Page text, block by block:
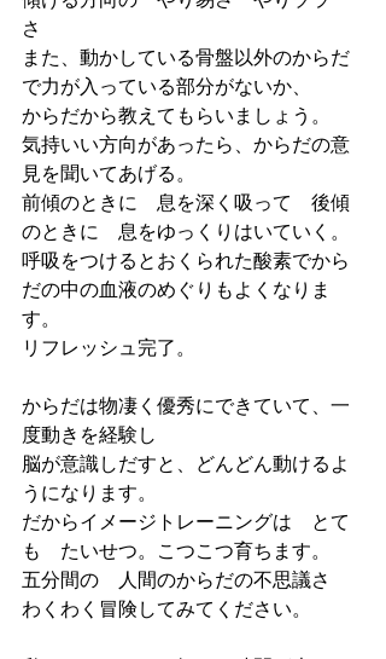
さ
また、動かしている骨盤以外のからだ
で力が入っている部分がないか、
からだから教えてもらいましょう。
気持いい方向があったら、からだの意
見を聞いてあげる。
前傾のときに　息を深く吸って　後傾
のときに　息をゆっくりはいていく。
呼吸をつけるとおくられた酸素でから
だの中の血液のめぐりもよくなりま
す。
リフレッシュ完了。
からだは物凄く優秀にできていて、一
度動きを経験し
脳が意識しだすと、どんどん動けるよ
うになります。
だからイメージトレーニングは　とて
も　たいせつ。こつこつ育ちます。
五分間の　人間のからだの不思議さ
わくわく冒険してみてください。